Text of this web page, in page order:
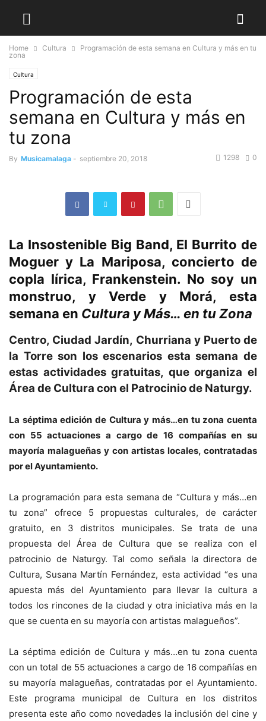
Home Cultura
Programación de esta semana en Cultura y más en tu
zona
Cultura
Programación de esta
semana en Cultura y más en
tu zona
By Musicamalaga - septiembre 20, 2018 0
1298
La Insostenible Big Band, El Burrito de
Moguer y La Mariposa, concierto de
copla lírica, Frankenstein. No soy un
monstruo, y Verde y Morá, esta
semana en Cultura y Más… en tu Zona
Centro, Ciudad Jardín, Churriana y Puerto de
la Torre son los escenarios esta semana de
estas actividades gratuitas, que organiza el
Área de Cultura con el Patrocinio de Naturgy.
La séptima edición de Cultura y más…en tu zona cuenta
con 55 actuaciones a cargo de 16 compañías en su
mayoría malagueñas y con artistas locales, contratadas
por el Ayuntamiento.
La programación para esta semana de “Cultura y más…en
tu zona” ofrece 5 propuestas culturales, de carácter
gratuito, en 3 distritos municipales. Se trata de una
propuesta del Área de Cultura que se realiza con el
patrocinio de Naturgy. Tal como señala la directora de
Cultura, Susana Martín Fernández, esta actividad “es una
apuesta más del Ayuntamiento para llevar la cultura a
todos los rincones de la ciudad y otra iniciativa más en la
que se cuenta en su mayoría con artistas malagueños”.
La séptima edición de Cultura y más…en tu zona cuenta
con un total de 55 actuaciones a cargo de 16 compañías en
su mayoría malagueñas, contratadas por el Ayuntamiento.
Este programa municipal de Cultura en los distritos
presenta este año como novedades la inclusión del cine y